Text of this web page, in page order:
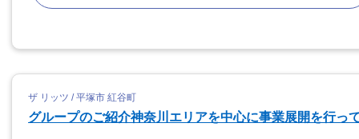
ザ リッツ / 平塚市 紅谷町
グループのご紹介神奈川エリアを中心に事業展開を行っ